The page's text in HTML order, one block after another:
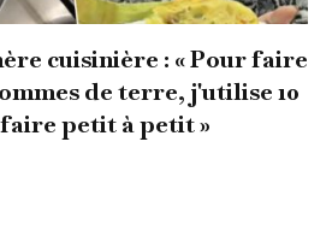
cuisinière : « Pour faire
de terre, j'utilise 10
petit à petit »